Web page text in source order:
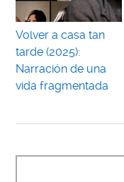
Volver a casa tan
tarde (2025):
Narración de una
vida fragmentada